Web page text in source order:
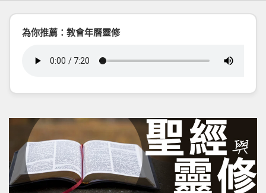
為你推薦：教會年曆靈修